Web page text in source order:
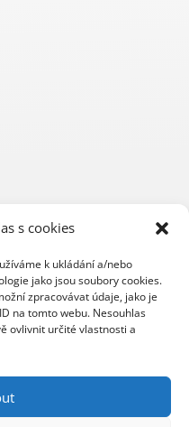
s cookies
k ukládání a/nebo
jako jsou soubory cookies.
zpracovávat údaje, jako je
na tomto webu. Nesouhlas
ovlivnit určité vlastnosti a